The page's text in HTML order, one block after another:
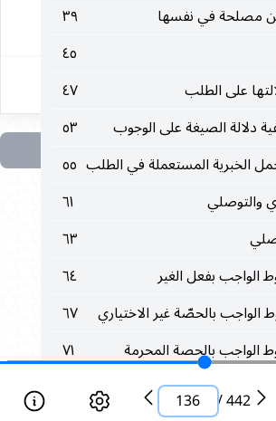
عن مصلحة في نفسها
٣٩
٤٥
على الطلب
٤٧
دلالة الصيغة على الوجوب
٥٣
الخبرية المستعملة في الطلب ٥٥
والتوصلي
٦١
٦٣
الواجب بفعل الغير
٦٤
الواجب بالحصّة غير الاختياري
٦٧
الواجب بالحصة المحرمة
٧١
الواجب بغير قصد القربة
١٣٦
442
/
136